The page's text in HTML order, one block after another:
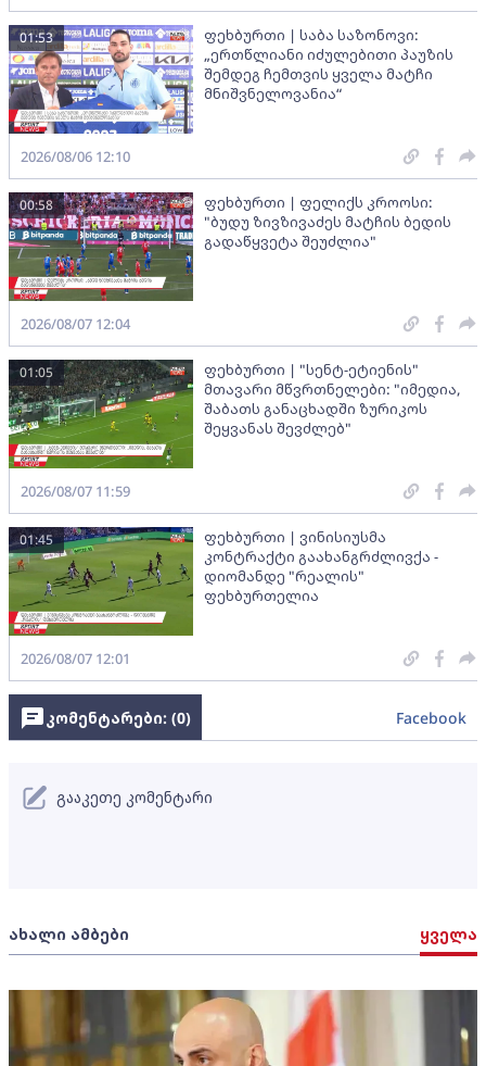
ფეხბურთი | საბა საზონოვი:
„ერთწლიანი იძულებითი პაუზის
შემდეგ ჩემთვის ყველა მატჩი
მნიშვნელოვანია“
01:53
2026/08/06 12:10
ფეხბურთი | ფელიქს კროოსი:
"ბუდუ ზივზივაძეს მატჩის ბედის
გადაწყვეტა შეუძლია"
00:58
2026/08/07 12:04
ფეხბურთი | "სენტ-ეტიენის"
მთავარი მწვრთნელები: "იმედია,
შაბათს განაცხადში ზურიკოს
შეყვანას შევძლებ"
01:05
2026/08/07 11:59
ფეხბურთი | ვინისიუსმა
კონტრაქტი გაახანგრძლივქა -
დიომანდე "რეალის"
ფეხბურთელია
01:45
2026/08/07 12:01
ახალი ამბები ყველა
კომენტარები: (0) Facebook
გააკეთე კომენტარი